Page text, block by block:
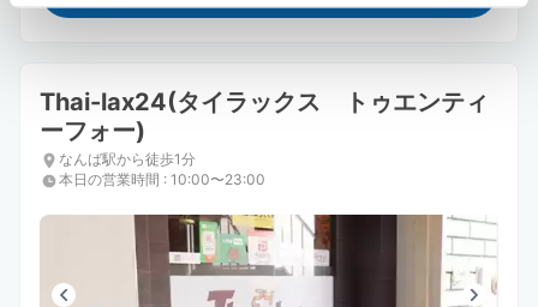
Thai-lax24(タイラックス トゥエンティ
ーフォー)
なんば駅から徒歩1分
本日の営業時間 : 10:00〜23:00